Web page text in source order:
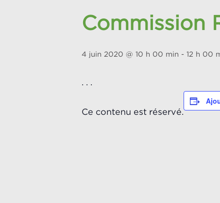
Commission
4 juin 2020 @ 10 h 00 min - 12 h 00
. . .
Ce contenu est réservé.